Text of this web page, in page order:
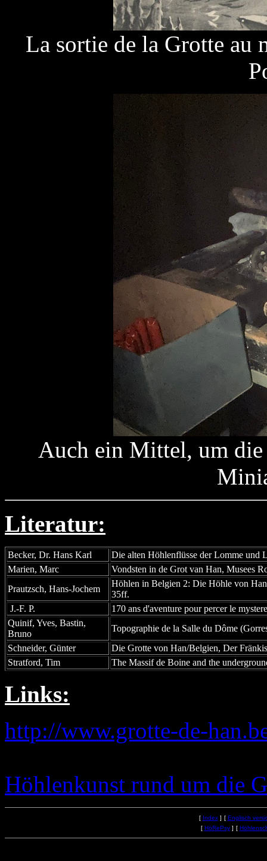
La sortie de la Grotte au
Auch ein Mittel, um die
Literatur:
Becker, Dr. Hans Karl
Die alten Höhlenflüsse der Lomme und
Marien, Marc
Vondsten in de Grot van Han, Musees
Prautzsch, Hans-Jochem
Höhlen in Belgien 2: Die Höhle von
35ff.
J.-F. P.
170 ans d'aventure pour percer le
Quinif, Yves, Bastin,
Bruno
Topographie de la Salle du Dôme
Schneider, Günter
Die Grotte von Han/Belgien, Der
Stratford, Tim
The Massif de Boine and the
Links:
http://www.grotte-de-
Höhlenkunst rund um die
[ Index] [ Englisch
[ HöRePsy] [